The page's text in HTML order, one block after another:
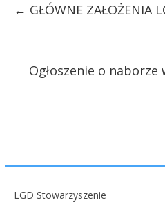
← GŁÓWNE ZAŁOŻENIA
Ogłoszenie o
LGD Stowarzyszenie